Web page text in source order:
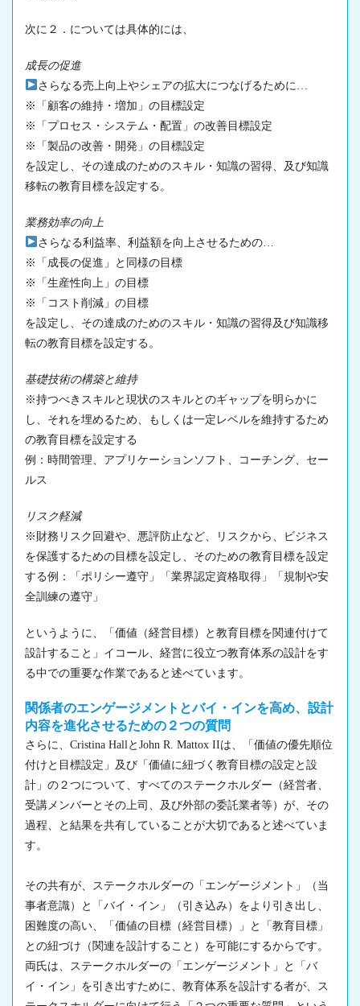
次に２．については具体的には、
成長の促進
さらなる売上向上やシェアの拡大につなげるために…
※「顧客の維持・増加」の目標設定
※「プロセス・システム・配置」の改善目標設定
※「製品の改善・開発」の目標設定
を設定し、その達成のためのスキル・知識の習得、及び知識
移転の教育目標を設定する。
業務効率の向上
さらなる利益率、利益額を向上させるための…
※「成長の促進」と同様の目標
※「生産性向上」の目標
※「コスト削減」の目標
を設定し、その達成のためのスキル・知識の習得及び知識移
転の教育目標を設定する。
基礎技術の構築と維持
※持つべきスキルと現状のスキルとのギャップを明らかに
し、それを埋めるため、もしくは一定レベルを維持するため
の教育目標を設定する
例：時間管理、アプリケーションソフト、コーチング、セー
ルス
リスク軽減
※財務リスク回避や、悪評防止など、リスクから、ビジネス
を保護するための目標を設定し、そのための教育目標を設定
する例：「ポリシー遵守」「業界認定資格取得」「規制や安
全訓練の遵守」
というように、「価値（経営目標）と教育目標を関連付けて
設計すること」イコール、経営に役立つ教育体系の設計をす
る中での重要な作業であると述べています。
関係者のエンゲージメントとバイ・インを高め、設計
内容を進化させるための２つの質問
さらに、Cristina HallとJohn R. Mattox IIは、「価値の優先順位
付けと目標設定」及び「価値に紐づく教育目標の設定と設
計」の２つについて、すべてのステークホルダー（経営者、
受講メンバーとその上司、及び外部の委託業者等）が、その
過程、と結果を共有していることが大切であると述べていま
す。
その共有が、ステークホルダーの「エンゲージメント」（当
事者意識）と「バイ・イン」（引き込み）をより引き出し、
困難度の高い、「価値の目標（経営目標）」と「教育目標」
との紐づけ（関連を設計すること）を可能にするからです。
両氏は、ステークホルダーの「エンゲージメント」と「バ
イ・イン」を引き出すために、教育体系を設計する者が、ス